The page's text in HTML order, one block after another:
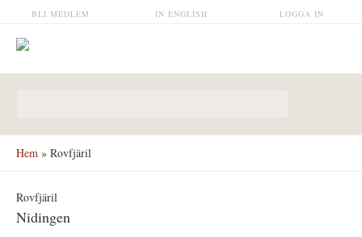
Hoppa till huvudinnehåll LOGGA IN
IN ENGLISH
BLI MEDLEM
Hem » Rovfjäril
Rovfjäril
Nidingen